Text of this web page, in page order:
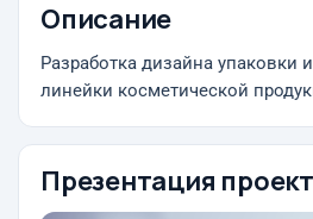
Описание
Разработка дизайна упаковки
линейки косметической
Презентация